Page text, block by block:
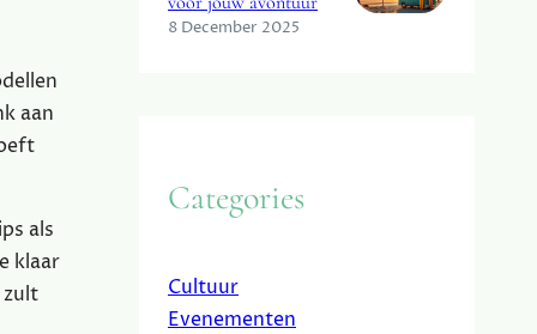
aan
als
klaar
zult
8 December 2025
Categories
Cultuur
Evenementen